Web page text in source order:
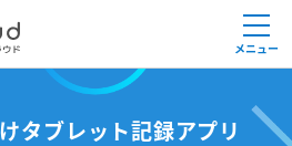
メニュー
タブレット記録アプリ